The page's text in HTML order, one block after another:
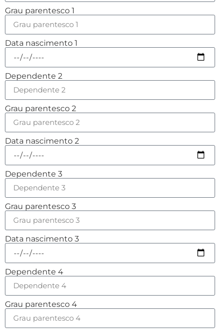
Grau parentesco 1
Data nascimento 1
Dependente 2
Grau parentesco 2
Data nascimento 2
Dependente 3
Grau parentesco 3
Data nascimento 3
Dependente 4
Grau parentesco 4